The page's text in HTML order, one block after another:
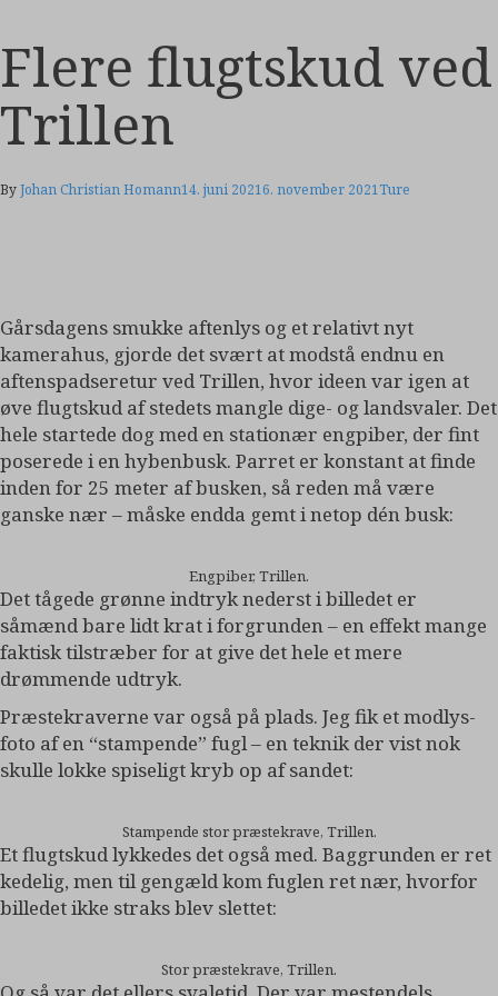
Flere flugtskud ved
Trillen
ByJohan Christian Homann14. juni 20216. november 2021Ture
Gårsdagens smukke aftenlys og et relativt nyt
kamerahus, gjorde det svært at modstå endnu en
aftenspadseretur ved Trillen, hvor ideen var igen at
øve flugtskud af stedets mangle dige- og landsvaler. Det
hele startede dog med en stationær engpiber, der fint
poserede i en hybenbusk. Parret er konstant at finde
inden for 25 meter af busken, så reden må være
ganske nær – måske endda gemt i netop dén busk:
Engpiber, Trillen.
Det tågede grønne indtryk nederst i billedet er
såmænd bare lidt krat i forgrunden – en effekt mange
faktisk tilstræber for at give det hele et mere
drømmende udtryk.
Præstekraverne var også på plads. Jeg fik et modlys-
foto af en “stampende” fugl – en teknik der vist nok
skulle lokke spiseligt kryb op af sandet:
Stampende stor præstekrave, Trillen.
Et flugtskud lykkedes det også med. Baggrunden er ret
kedelig, men til gengæld kom fuglen ret nær, hvorfor
billedet ikke straks blev slettet:
Stor præstekrave, Trillen.